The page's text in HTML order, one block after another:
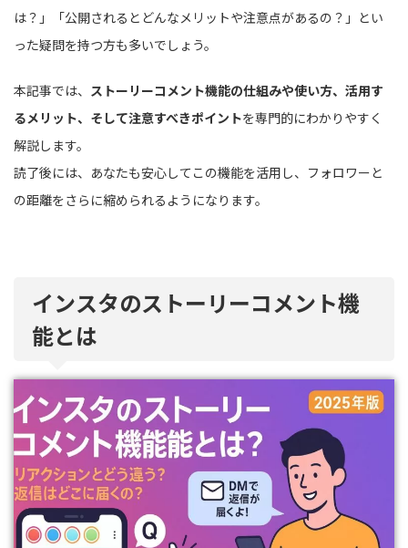
は？」「公開されるとどんなメリットや注意点があるの？」とい
った疑問を持つ方も多いでしょう。
本記事では、 ストーリーコメント機能の仕組みや使い方、活用す
るメリット、そして注意すべきポイントを専門的にわかりやすく
解説します。
読了後には、あなたも安心してこの機能を活用し、フォロワーと
の距離をさらに縮められるようになります。
インスタのストーリーコメント機
能とは